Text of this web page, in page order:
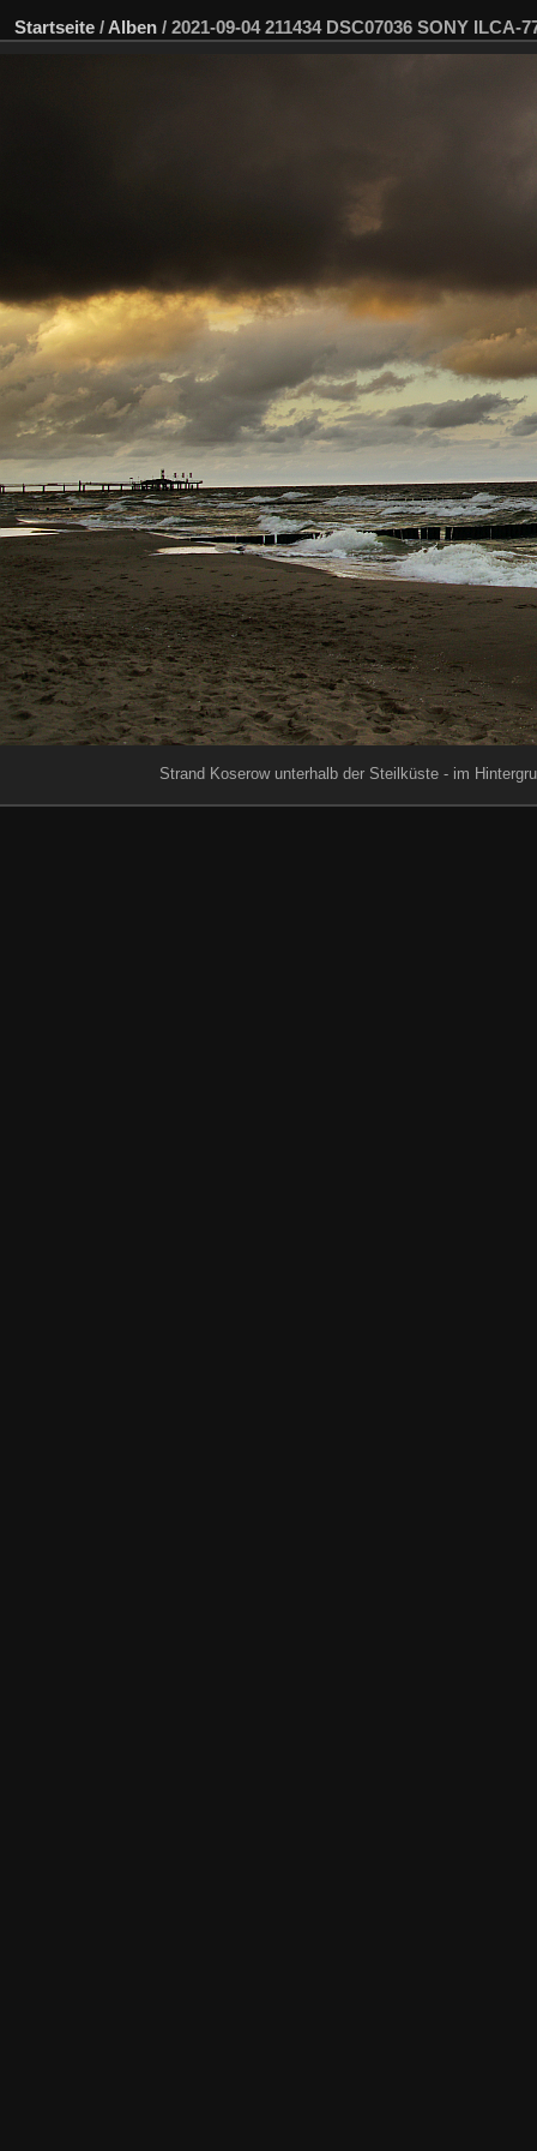
Startseite / Alben / 2021-09-04 211434 DSC07036 SONY ILCA-
Strand Koserow unterhalb der Steilküste - im